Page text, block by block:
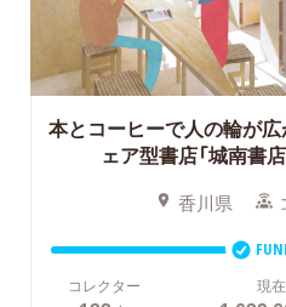
本とコーヒーで人の輪が広
ェア型書店「城南書
香川県
コレクター
現在